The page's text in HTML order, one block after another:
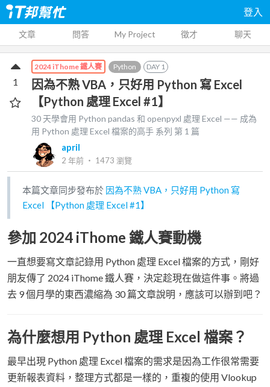
登入
文章 問答 My Project 徵才 聊天
2024 iThome 鐵人賽 Python DAY 1
因為不熟 VBA，只好用 Python 寫 Excel
【Python 處理 Excel #1】
30 天學會用 Python pandas 和 openpyxl 處理 Excel —— 成為
用 Python 處理 Excel 檔案的高手 系列 第 1 篇
april
2 年前 ‧ 1473 瀏覽
1
本篇文章同步發布於 因為不熟 VBA，只好用 Python 寫
Excel 【Python 處理 Excel #1】
參加 2024 iThome 鐵人賽動機
一直想要寫文章記錄用 Python 處理 Excel 檔案的方式，剛好
朋友傳了 2024 iThome 鐵人賽，決定趁現在做這件事。將過
去 9 個月學的東西濃縮為 30 篇文章說明，應該可以辦到吧？
為什麼想用 Python 處理 Excel 檔案？
最早出現 Python 處理 Excel 檔案的需求是因為工作很常需要
更新報表資料，整理方式都是一樣的，重複的使用 Vlookup